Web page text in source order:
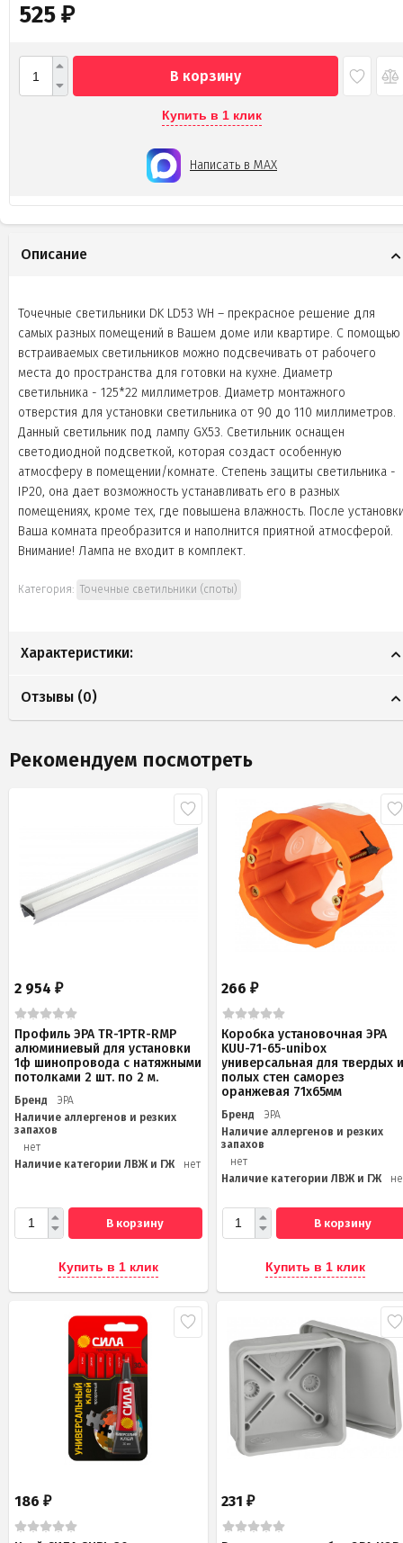
525 ₽
В корзину
Купить в 1 клик
Написать в MAX
Описание
Точечные светильники DK LD53 WH – прекрасное решение для
самых разных помещений в Вашем доме или квартире. С помощью
встраиваемых светильников можно подсвечивать от рабочего
места до пространства для готовки на кухне. Диаметр
светильника - 125*22 миллиметров. Диаметр монтажного
отверстия для установки светильника от 90 до 110 миллиметров.
Данный светильник под лампу GX53. Светильник оснащен
светодиодной подсветкой, которая создаст особенную
атмосферу в помещении/комнате. Степень защиты светильника -
IP20, она дает возможность устанавливать его в разных
помещениях, кроме тех, где повышена влажность. После
Ваша комната преобразится и наполнится приятной атмосферой.
Внимание! Лампа не входит в комплект.
Категория: Точечные светильники (споты)
Характеристики:
Отзывы (0)
Рекомендуем посмотреть
2 954 ₽
Профиль ЭРА TR-1PTR-RMP
алюминиевый для установки
1ф шинопровода с натяжными
потолками 2 шт. по 2 м.
Бренд
ЭРА
Наличие аллергенов и резких
запахов
нет
Наличие категории ЛВЖ и ГЖ
нет
В корзину
Купить в 1 клик
266₽
Коробка установочная ЭРА
KUU-71-65-unibox
универсальная для твердых
полых стен саморез
оранжевая 71х65мм
Бренд
ЭРА
Наличие аллергенов и резких
запахов
нет
Наличие категории ЛВЖ и ГЖ
В корзину
Купить в 1 клик
186 ₽ 231₽